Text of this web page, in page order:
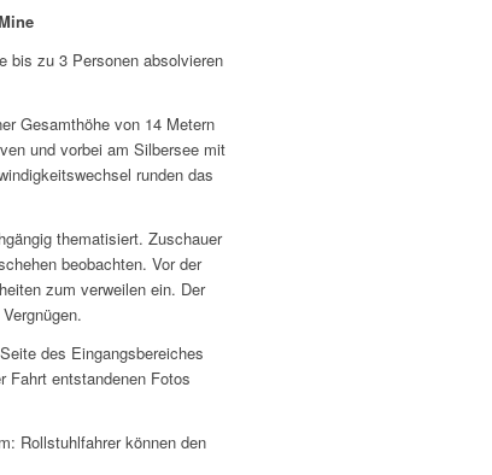
bis zu 3 Personen absolvieren
Gesamthöhe von 14 Metern
und vorbei am Silbersee mit
runden das
thematisiert. Zuschauer
beobachten. Vor der
zum verweilen ein. Der
des Eingangsbereiches
Fahrt entstandenen Fotos
Rollstuhlfahrer können den